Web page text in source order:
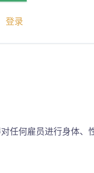
登录
任何雇员进行身体、